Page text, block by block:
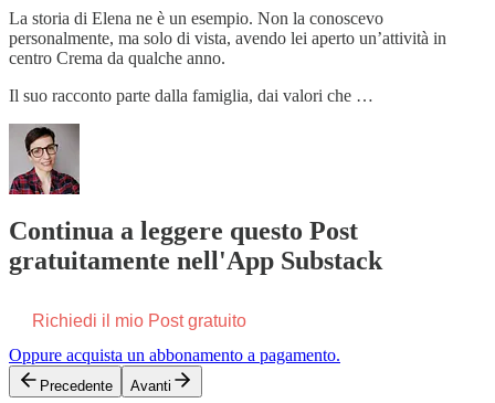
La storia di Elena ne è un esempio. Non la conoscevo
personalmente, ma solo di vista, avendo lei aperto un’attività in
centro Crema da qualche anno.
Il suo racconto parte dalla famiglia, dai valori che …
Continua a leggere questo Post
gratuitamente nell'App Substack
Richiedi il mio Post gratuito
Oppure acquista un abbonamento a pagamento.
Precedente Avanti